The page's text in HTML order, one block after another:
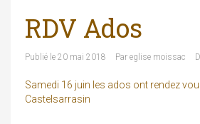
RDV Ados
Publié le 20 mai 2018 Par eglise moissac
Samedi 16 juin les ados ont rendez
Castelsarrasin